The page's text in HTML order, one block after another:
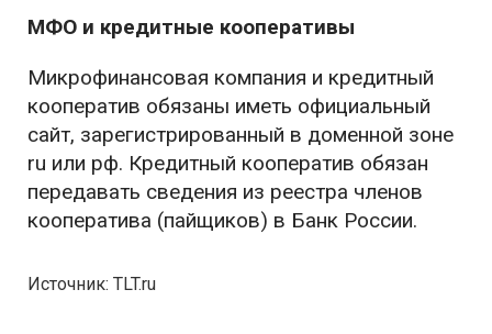
МФО и кредитные кооперативы
Микрофинансовая компания и кредитный
кооператив обязаны иметь официальный
сайт, зарегистрированный в доменной зоне
ru или рф. Кредитный кооператив обязан
передавать сведения из реестра членов
кооператива (пайщиков) в Банк России.
Источник: TLT.ru